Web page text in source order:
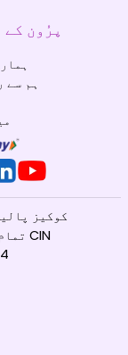
پرُون
ہم سے
کوکیز